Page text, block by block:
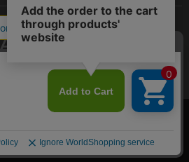
のユーズド・セレクトショップ
CO., LTD. ALL RIGHTS RESERVED.